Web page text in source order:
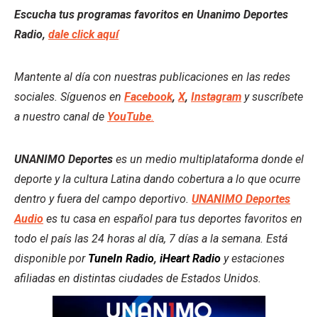
Escucha tus programas favoritos en Unanimo Deportes
Radio, dale click aquí
Mantente al día con nuestras publicaciones en las redes
sociales. Síguenos en Facebook,X, Instagram y suscríbete
a nuestro canal de YouTube.
UNANIMO Deportes es un medio multiplataforma donde el
deporte y la cultura Latina dando cobertura a lo que ocurre
dentro y fuera del campo deportivo. UNANIMO Deportes
Audio es tu casa en español para tus deportes favoritos en
todo el país las 24 horas al día, 7 días a la semana. Está
disponible por TuneIn Radio, iHeart Radio y estaciones
afiliadas en distintas ciudades de Estados Unidos.